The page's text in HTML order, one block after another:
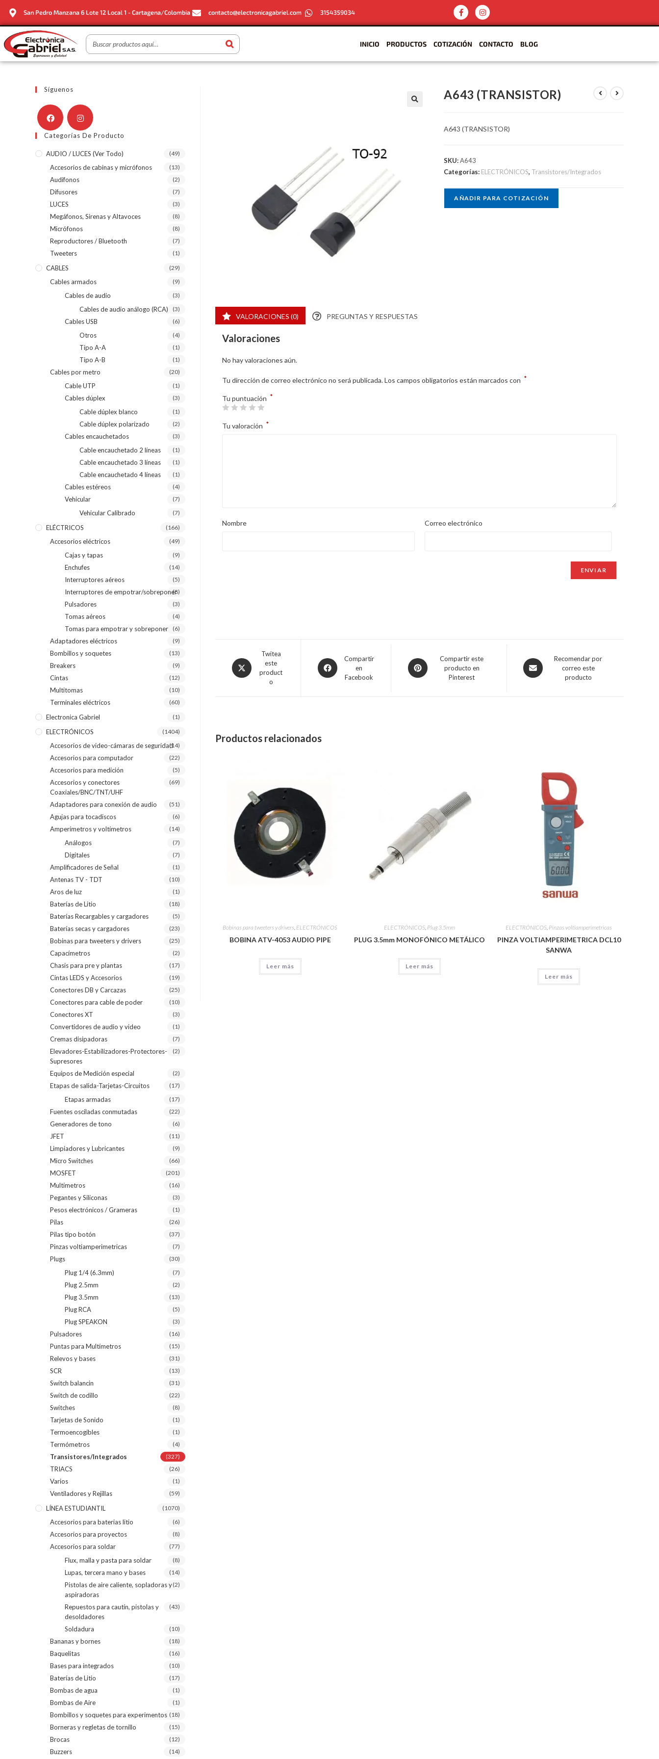
San Pedro Manzana 6 Lote 12 Local 1 - Cartagena/Colombia contacto@electronicagabriel.com 3154359034
INICIO PRODUCTOS COTIZACIÓN CONTACTO BLOG
A643 (TRANSISTOR)
A643 (TRANSISTOR)
SKU:A643
Categorías: ELECTRÓNICOS, Transistores/Integrados
AÑADIR PARA COTIZACIÓN
VALORACIONES (0) PREGUNTAS Y RESPUESTAS
Valoraciones
No hay valoraciones aún.
Tu dirección de correo electrónico no será publicada.Los campos obligatorios están marcados con *
Tu puntuación *
Tu valoración *
Nombre Correo electrónico
Twitea
este
product
o
Compartir
en
Facebook
Compartir este
producto en
Pinterest
Recomendar por
correo este
producto
Productos relacionados
Bobinas para tweeters y drivers, ELECTRÓNICOS
BOBINA ATV-4053 AUDIO PIPE
Leer más
ELECTRÓNICOS, Plug 3.5mm
PLUG 3.5mm MONOFÓNICO METÁLICO
Leer más
ELECTRÓNICOS, Pinzas voltiamperimetricas
PINZA VOLTIAMPERIMETRICA DCL10
SANWA
Leer más
Síguenos
Categorías De Producto
AUDIO / LUCES (ver Todo) (49)
Accesorios de cabinas y micrófonos (13)
Audífonos (2)
Difusores (7)
LUCES (3)
Megáfonos, Sirenas y Altavoces (8)
Micrófonos (8)
Reproductores / Bluetooth (7)
Tweeters (1)
CABLES (29)
Cables armados (9)
Cables de audio (3)
Cables de audio análogo (RCA) (3)
Cables USB (6)
Otros (4)
Tipo A-A (1)
Tipo A-B (1)
Cables por metro (20)
Cable UTP (1)
Cables dúplex (3)
Cable dúplex blanco (1)
Cable dúplex polarizado (2)
Cables encauchetados (3)
Cable encauchetado 2 líneas (1)
Cable encauchetado 3 líneas (1)
Cable encauchetado 4 líneas (1)
Cables estéreos (4)
Vehicular (7)
Vehicular Calibrado (7)
ELÉCTRICOS (166)
Accesorios eléctricos (49)
Cajas y tapas (9)
Enchufes (14)
Interruptores aéreos (5)
Interruptores de empotrar/sobreponer(8)
Pulsadores (3)
Tomas aéreos (4)
Tomas para empotrar y sobreponer (6)
Adaptadores eléctricos (9)
Bombillos y soquetes (13)
Breakers (9)
Cintas (12)
Multitomas (10)
Terminales eléctricos (60)
Electronica Gabriel (1)
ELECTRÓNICOS (1404)
Accesorios de video-cámaras de seguridad(14)
Accesorios para computador (22)
Accesorios para medición (5)
Accesorios y conectores
Coaxiales/BNC/TNT/UHF
(69)
Adaptadores para conexión de audio (51)
Agujas para tocadiscos (6)
Amperímetros y voltímetros (14)
Análogos (7)
Digitales (7)
Amplificadores de Señal (1)
Antenas TV - TDT (10)
Aros de luz (1)
Baterías de Litio (18)
Baterías Recargables y cargadores (5)
Baterías secas y cargadores (23)
Bobinas para tweeters y drivers (25)
Capacímetros (2)
Chasis para pre y plantas (17)
Cintas LEDS y Accesorios (19)
Conectores DB y Carcazas (25)
Conectores para cable de poder (10)
Conectores XT (3)
Convertidores de audio y video (1)
Cremas disipadoras (7)
Elevadores-Estabilizadores-Protectores-
Supresores
(2)
Equipos de Medición especial (2)
Etapas de salida-Tarjetas-Circuitos (17)
Etapas armadas (17)
Fuentes osciladas conmutadas (22)
Generadores de tono (6)
JFET (11)
Limpiadores y Lubricantes (9)
Micro Switches (66)
MOSFET (201)
Multímetros (16)
Pegantes y Siliconas (3)
Pesos electrónicos / Grameras (1)
Pilas (26)
Pilas tipo botón (37)
Pinzas voltiamperimetricas (7)
Plugs (30)
Plug 1/4 (6.3mm) (7)
Plug 2.5mm (2)
Plug 3.5mm (13)
Plug RCA (5)
Plug SPEAKON (3)
Pulsadores (16)
Puntas para Multímetros (15)
Relevos y bases (31)
SCR (13)
Switch balancin (31)
Switch de codillo (22)
Switches (8)
Tarjetas de Sonido (1)
Termoencogibles (1)
Termómetros (4)
Transistores/Integrados (327)
TRIACS (26)
Varios (1)
Ventiladores y Rejillas (59)
LÍNEA ESTUDIANTIL (1070)
Accesorios para baterias litio (6)
Accesorios para proyectos (8)
Accesorios para soldar (77)
Flux, malla y pasta para soldar (8)
Lupas, tercera mano y bases (14)
Pistolas de aire caliente, sopladoras y
aspiradoras
(2)
Repuestos para cautín, pistolas y
desoldadores
(43)
Soldadura (10)
Bananas y bornes (18)
Baquelitas (16)
Bases para integrados (10)
Baterías de Litio (17)
Bombas de agua (1)
Bombas de Aire (1)
Bombillos y soquetes para experimentos (18)
Borneras y regletas de tornillo (15)
Brocas (12)
Buzzers (14)